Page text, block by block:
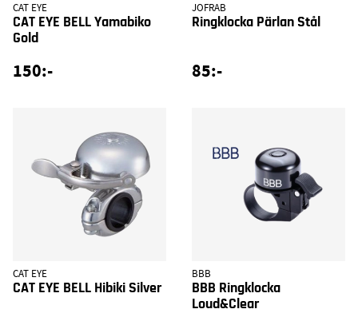
CAT EYE
CAT EYE BELL Yamabiko
Gold
150:-
JOFRAB
Ringklocka Pärlan Stål
85:-
CAT EYE
CAT EYE BELL Hibiki Silver
BBB
BBB Ringklocka
Loud&Clear